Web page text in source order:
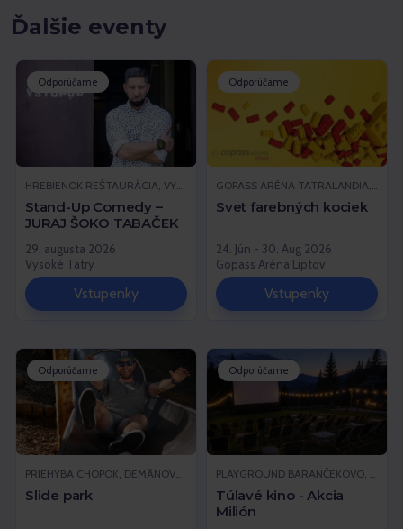
Ďalšie eventy
Odporúčame
HREBIENOK REŠTAURÁCIA, VYSOKÉ TATRY
Stand-Up Comedy –
JURAJ ŠOKO TABAČEK
29. augusta 2026
Vysoké Tatry
Vstupenky
Odporúčame
GOPASS ARÉNA TATRALANDIA, LIPTOVSKÝ MIKULÁŠ
Svet farebných kociek
24. Jún - 30. Aug 2026
Gopass Aréna Liptov
Vstupenky
Odporúčame
PRIEHYBA CHOPOK, DEMÄNOVSKÁ DOLINA
Slide park
Odporúčame
PLAYGROUND BARANČEKOVO, DEMÄNOVSKÁ DOLINA
Túlavé kino - Akcia
Milión